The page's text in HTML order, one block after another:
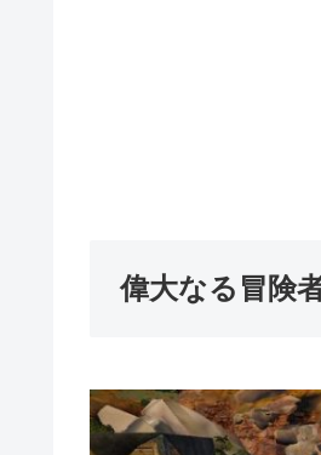
偉大なる冒険